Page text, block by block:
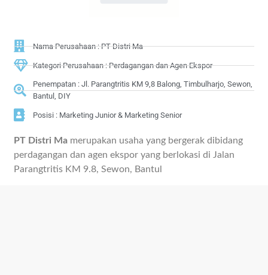
Nama Perusahaan : PT Distri Ma
Kategori Perusahaan : Perdagangan dan Agen Ekspor
Penempatan : Jl. Parangtritis KM 9,8 Balong, Timbulharjo, Sewon,
Bantul, DIY
Posisi : Marketing Junior & Marketing Senior
PT Distri Ma merupakan usaha yang bergerak dibidang
perdagangan dan agen ekspor yang berlokasi di Jalan
Parangtritis KM 9.8, Sewon, Bantul